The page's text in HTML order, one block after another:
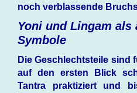
noch verblassende
Yoni und Lingam als
Symbole
Die Geschlechtsteile sind
auf den ersten Blick
Tantra praktiziert und